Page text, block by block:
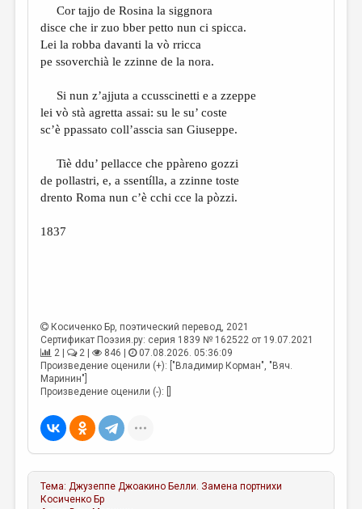
МАЛАЯ ПРОЗА
ЭССЕИСТИКА
ЛИТЕРАТУРОВЕДЕНИЕ
КУЛЬТУРОВЕДЕНИЕ
ПУБЛИЦИСТИКА
РЕЦЕНЗИРОВАНИЕ
ЦИКЛЫ ПУБЛИКАЦИЙ
Cor tajjo de Rosina la siggnora
disce che ir zuo bber petto nun ci spicca.
Lei la robba davanti la vò rricca
pe ssoverchià le zzinne de la nora.
Si nun z’ajjuta a ccusscinetti e a zzeppe
lei vò stà agretta assai: su le su’ coste
sc’è ppassato coll’asscia san Giuseppe.
Tiè ddu’ pellacce che ppàreno gozzi
de pollastri, e, a ssentílla, a zzinne toste
drento Roma nun c’è cchi cce la pòzzi.
1837
Косиченко Бр, поэтический перевод, 2021
Сертификат Поэзия.ру: серия 1839 № 162522 от 19.07.2021
2 |
2 | 846 |
07.08.2026. 05:36:09
Произведение оценили (+): ["Владимир Корман", "Вяч.
Маринин"]
Произведение оценили (-): []
Тема:Джузеппе Джоакино Белли. Замена портнихи
Косиченко Бр